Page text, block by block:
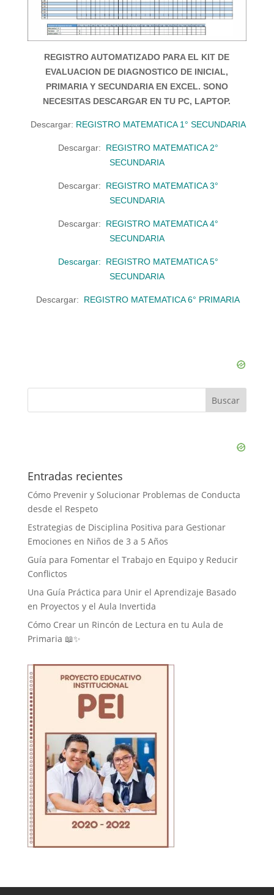
REGISTRO AUTOMATIZADO PARA EL KIT DE
EVALUACION DE DIAGNOSTICO DE INICIAL,
PRIMARIA Y SECUNDARIA EN EXCEL. SONO
NECESITAS DESCARGAR EN TU PC, LAPTOP.
Descargar: REGISTRO MATEMATICA 1° SECUNDARIA
Descargar:
REGISTRO MATEMATICA 2°
SECUNDARIA
Descargar:
REGISTRO MATEMATICA 3°
SECUNDARIA
Descargar:
REGISTRO MATEMATICA 4°
SECUNDARIA
Descargar: REGISTRO MATEMATICA 5°
SECUNDARIA
Descargar: REGISTRO MATEMATICA 6° PRIMARIA
Entradas recientes
Cómo Prevenir y Solucionar Problemas de Conducta
desde el Respeto
Estrategias de Disciplina Positiva para Gestionar
Emociones en Niños de 3 a 5 Años
Guía para Fomentar el Trabajo en Equipo y Reducir
Conflictos
Una Guía Práctica para Unir el Aprendizaje Basado
en Proyectos y el Aula Invertida
Cómo Crear un Rincón de Lectura en tu Aula de
Primaria 📖✨